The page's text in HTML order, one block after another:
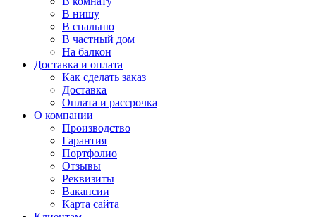
В нишу
В спальню
В частный дом
На балкон
Доставка и оплата
Как сделать заказ
Доставка
Оплата и рассрочка
О компании
Производство
Гарантия
Портфолио
Отзывы
Реквизиты
Вакансии
Карта сайта